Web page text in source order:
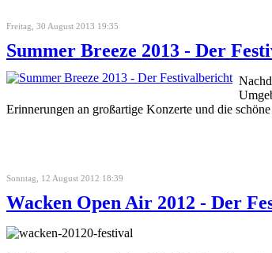
Freitag, 30 August 2013 19:35
Summer Breeze 2013 - Der
Erinnerungen an großartige Konzerte und die
Sonntag, 12 August 2012 18:39
Wacken Open Air 2012 - Der